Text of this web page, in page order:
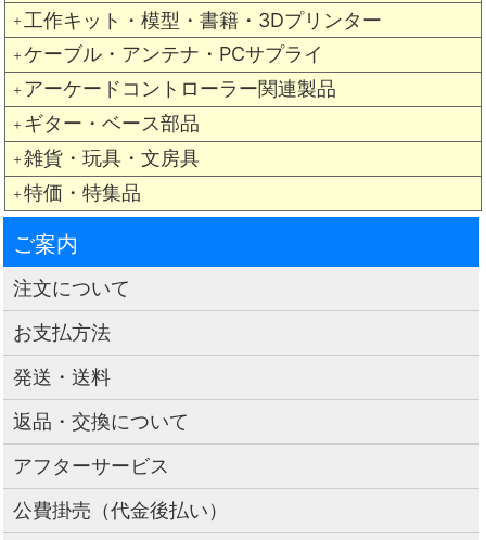
＋ 工作キット・模型・書籍・3Dプリンター
＋ ケーブル・アンテナ・PCサプライ
＋ アーケードコントローラー関連製品
＋ ギター・ベース部品
＋ 雑貨・玩具・文房具
＋ 特価・特集品
ご案内
注文について
お支払方法
発送・送料
返品・交換について
アフターサービス
公費掛売（代金後払い）